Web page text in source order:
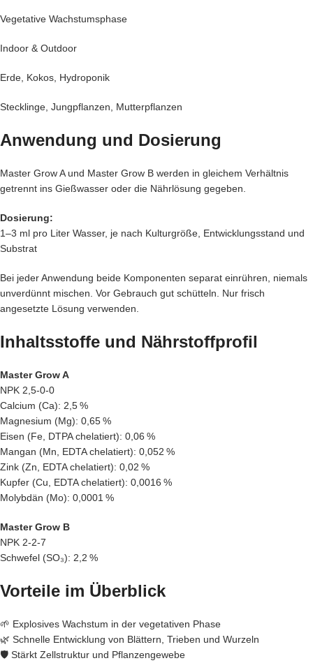
Vegetative Wachstumsphase
Indoor & Outdoor
Erde, Kokos, Hydroponik
Stecklinge, Jungpflanzen, Mutterpflanzen
Anwendung und Dosierung
Master Grow A und Master Grow B werden in gleichem Verhältnis
getrennt ins Gießwasser oder die Nährlösung gegeben.
Dosierung:
1–3 ml pro Liter Wasser, je nach Kulturgröße, Entwicklungsstand und
Substrat
Bei jeder Anwendung beide Komponenten separat einrühren, niemals
unverdünnt mischen. Vor Gebrauch gut schütteln. Nur frisch
angesetzte Lösung verwenden.
Inhaltsstoffe und Nährstoffprofil
Master Grow A
NPK 2,5-0-0
Calcium (Ca): 2,5 %
Magnesium (Mg): 0,65 %
Eisen (Fe, DTPA chelatiert): 0,06 %
Mangan (Mn, EDTA chelatiert): 0,052 %
Zink (Zn, EDTA chelatiert): 0,02 %
Kupfer (Cu, EDTA chelatiert): 0,0016 %
Molybdän (Mo): 0,0001 %
Master Grow B
NPK 2-2-7
Schwefel (SO₃): 2,2 %
Vorteile im Überblick
🌱 Explosives Wachstum in der vegetativen Phase
🌿 Schnelle Entwicklung von Blättern, Trieben und Wurzeln
🛡️ Stärkt Zellstruktur und Pflanzengewebe